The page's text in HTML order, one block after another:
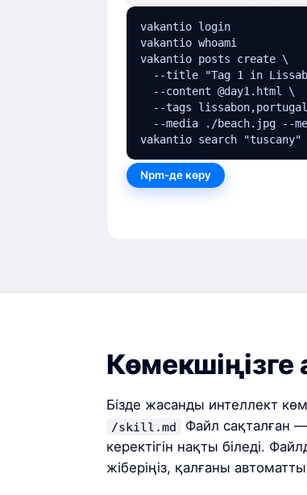
vakantio login
vakantio whoami
vakantio posts create \
--title "Tag 1 in
  --content @day1.html \
--tags
--media ./beach.jpg --
vakantio search
Npm-де көру
Көмекшіңізге
Бізде жасанды интеллект
/skill.md
Файл сақталған
керектігін нақты біледі.
жіберіңіз, қалғаны